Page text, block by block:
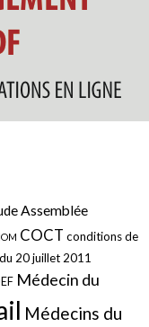
Assemblée
COCT conditions de
20 juillet 2011
Médecin du
Médecins du